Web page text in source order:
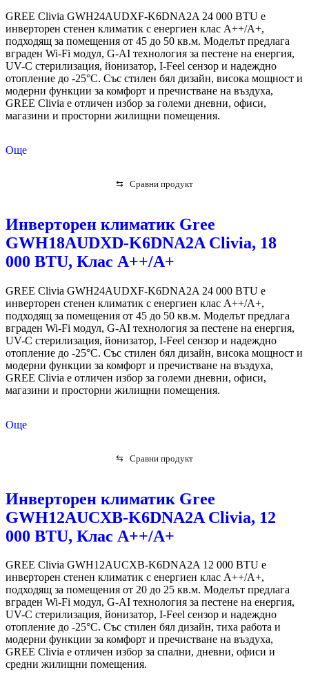
GREE Clivia GWH24AUDXF-K6DNA2A 24 000 BTU е
инверторен стенен климатик с енергиен клас A++/A+,
подходящ за помещения от 45 до 50 кв.м. Моделът предлага
вграден Wi-Fi модул, G-AI технология за пестене на енергия,
UV-C стерилизация, йонизатор, I-Feel сензор и надеждно
отопление до -25°C. Със стилен бял дизайн, висока мощност и
модерни функции за комфорт и пречистване на въздуха,
GREE Clivia е отличен избор за големи дневни, офиси,
магазини и просторни жилищни помещения.
Още
⇆ Сравни продукт
Инверторен климатик Gree
GWH18AUDXD-K6DNA2A Clivia, 18
000 BTU, Клас А++/A+
GREE Clivia GWH24AUDXF-K6DNA2A 24 000 BTU е
инверторен стенен климатик с енергиен клас A++/A+,
подходящ за помещения от 45 до 50 кв.м. Моделът предлага
вграден Wi-Fi модул, G-AI технология за пестене на енергия,
UV-C стерилизация, йонизатор, I-Feel сензор и надеждно
отопление до -25°C. Със стилен бял дизайн, висока мощност и
модерни функции за комфорт и пречистване на въздуха,
GREE Clivia е отличен избор за големи дневни, офиси,
магазини и просторни жилищни помещения.
Още
⇆ Сравни продукт
Инверторен климатик Gree
GWH12AUCXB-K6DNA2A Clivia, 12
000 BTU, Клас А++/A+
GREE Clivia GWH12AUCXB-K6DNA2A 12 000 BTU е
инверторен стенен климатик с енергиен клас A++/A+,
подходящ за помещения от 20 до 25 кв.м. Моделът предлага
вграден Wi-Fi модул, G-AI технология за пестене на енергия,
UV-C стерилизация, йонизатор, I-Feel сензор и надеждно
отопление до -25°C. Със стилен бял дизайн, тиха работа и
модерни функции за комфорт и пречистване на въздуха,
GREE Clivia е отличен избор за спални, дневни, офиси и
средни жилищни помещения.